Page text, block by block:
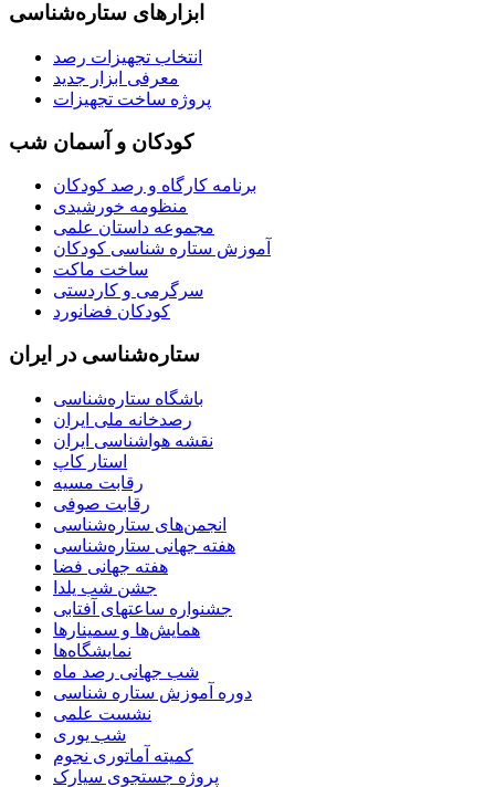
ابزارهای ستاره‌شناسی
انتخاب تجهیزات رصد
معرفی ابزار جدید
پروژه ساخت تجهیزات
کودکان و آسمان شب
برنامه‌ کارگاه و رصد کودکان
منظومه خورشیدی
مجموعه داستان علمی
آموزش ستاره شناسی کودکان
ساخت ماکت
سرگرمی و کاردستی
کودکان فضانورد
ستاره‌شناسی در ایران
باشگاه ستاره‌شناسی
رصدخانه ملی ایران
نقشه هواشناسی ایران
استار کاپ
رقابت مسیه
رقابت صوفی
انجمن‌های ستاره‌شناسی
هفته جهانی ستاره‌شناسی
هفته جهانی فضا
جشن شب یلدا
جشنواره ساعتهای آفتابی
همایش‌ها و سمینارها
نمایشگاه‌ها
شب جهانی رصد ماه
دوره آموزش ستاره شناسی
نشست علمی
شب یوری
کمیته آماتوری نجوم
پروژه جستجوی سیارک